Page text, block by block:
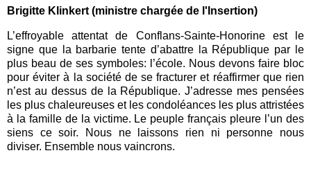
Brigitte Klinkert (ministre chargée de l'Insertion)
L’effroyable attentat de Conflans-Sainte-Honorineest le
signe que la barbarie tente d’abattre la République par le
plus beau de ses symboles: l’école. Nous devons faire bloc
pour éviter à la société de se fracturer et réaffirmer que rien
n’est au dessus de la République. J’adresse mes pensées
les plus chaleureuses et les condoléances les plus attristées
à la famille de la victime. Le peuple français pleure l’un des
siens ce soir. Nous ne laissons rien ni personne nous
diviser. Ensemble nous vaincrons.